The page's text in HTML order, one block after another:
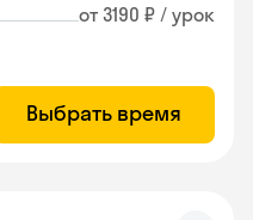
от 3190 ₽ / урок
Выбрать время